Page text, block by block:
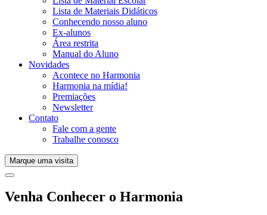
Lista de Materiais Didáticos
Conhecendo nosso aluno
Ex-alunos
Área restrita
Manual do Aluno
Novidades
Acontece no Harmonia
Harmonia na mídia!
Premiações
Newsletter
Contato
Fale com a gente
Trabalhe conosco
Marque uma visita
Venha Conhecer o Harmonia